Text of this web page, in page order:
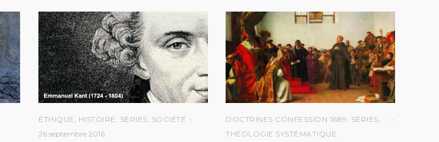
ÉTHIQUE , HISTOIRE , SÉRIES, SOCIÉTÉ
26 septembre 2016
DOCTRINES CONFESSION 1689 , SÉRIES,
THÉOLOGIE SYSTÉMATIQUE